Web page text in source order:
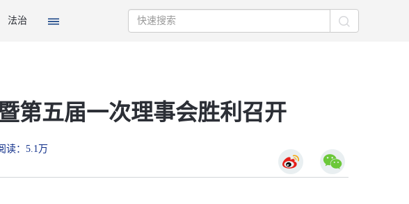
法治
第五届一次理事会胜利召开
读：5.1万